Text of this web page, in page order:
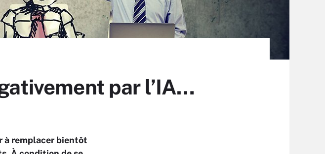
par l’IA…
à remplacer bientôt